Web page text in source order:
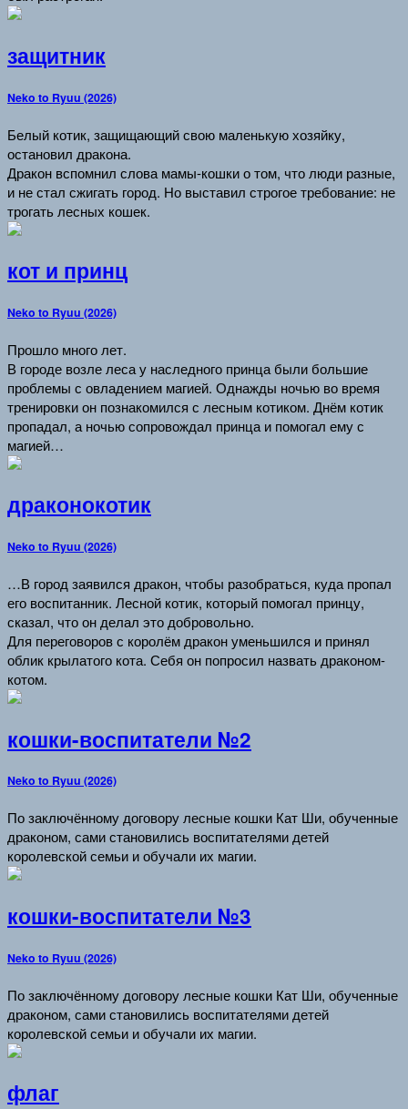
защитник
Neko to Ryuu (2026)
Белый котик, защищающий свою маленькую хозяйку,
остановил дракона.
Дракон вспомнил слова мамы-кошки о том, что люди разные,
и не стал сжигать город. Но выставил строгое требование: не
трогать лесных кошек.
кот и принц
Neko to Ryuu (2026)
Прошло много лет.
В городе возле леса у наследного принца были большие
проблемы с овладением магией. Однажды ночью во время
тренировки он познакомился с лесным котиком. Днём котик
пропадал, а ночью сопровождал принца и помогал ему с
магией…
драконокотик
Neko to Ryuu (2026)
…В город заявился дракон, чтобы разобраться, куда пропал
его воспитанник. Лесной котик, который помогал принцу,
сказал, что он делал это добровольно.
Для переговоров с королём дракон уменьшился и принял
облик крылатого кота. Себя он попросил назвать драконом-
котом.
кошки-воспитатели №2
Neko to Ryuu (2026)
По заключённому договору лесные кошки Кат Ши, обученные
драконом, сами становились воспитателями детей
королевской семьи и обучали их магии.
кошки-воспитатели №3
Neko to Ryuu (2026)
По заключённому договору лесные кошки Кат Ши, обученные
драконом, сами становились воспитателями детей
королевской семьи и обучали их магии.
флаг